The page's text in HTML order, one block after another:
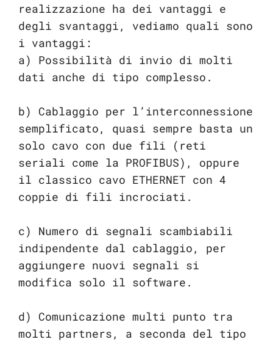
realizzazione ha dei vantaggi e
degli svantaggi, vediamo quali sono
i vantaggi:
a) Possibilità di invio di molti
dati anche di tipo complesso.
b) Cablaggio per l’interconnessione
semplificato, quasi sempre basta un
solo cavo con due fili (reti
seriali come la PROFIBUS), oppure
il classico cavo ETHERNET con 4
coppie di fili incrociati.
c) Numero di segnali scambiabili
indipendente dal cablaggio, per
aggiungere nuovi segnali si
modifica solo il software.
d) Comunicazione multi punto tra
molti partners, a seconda del tipo